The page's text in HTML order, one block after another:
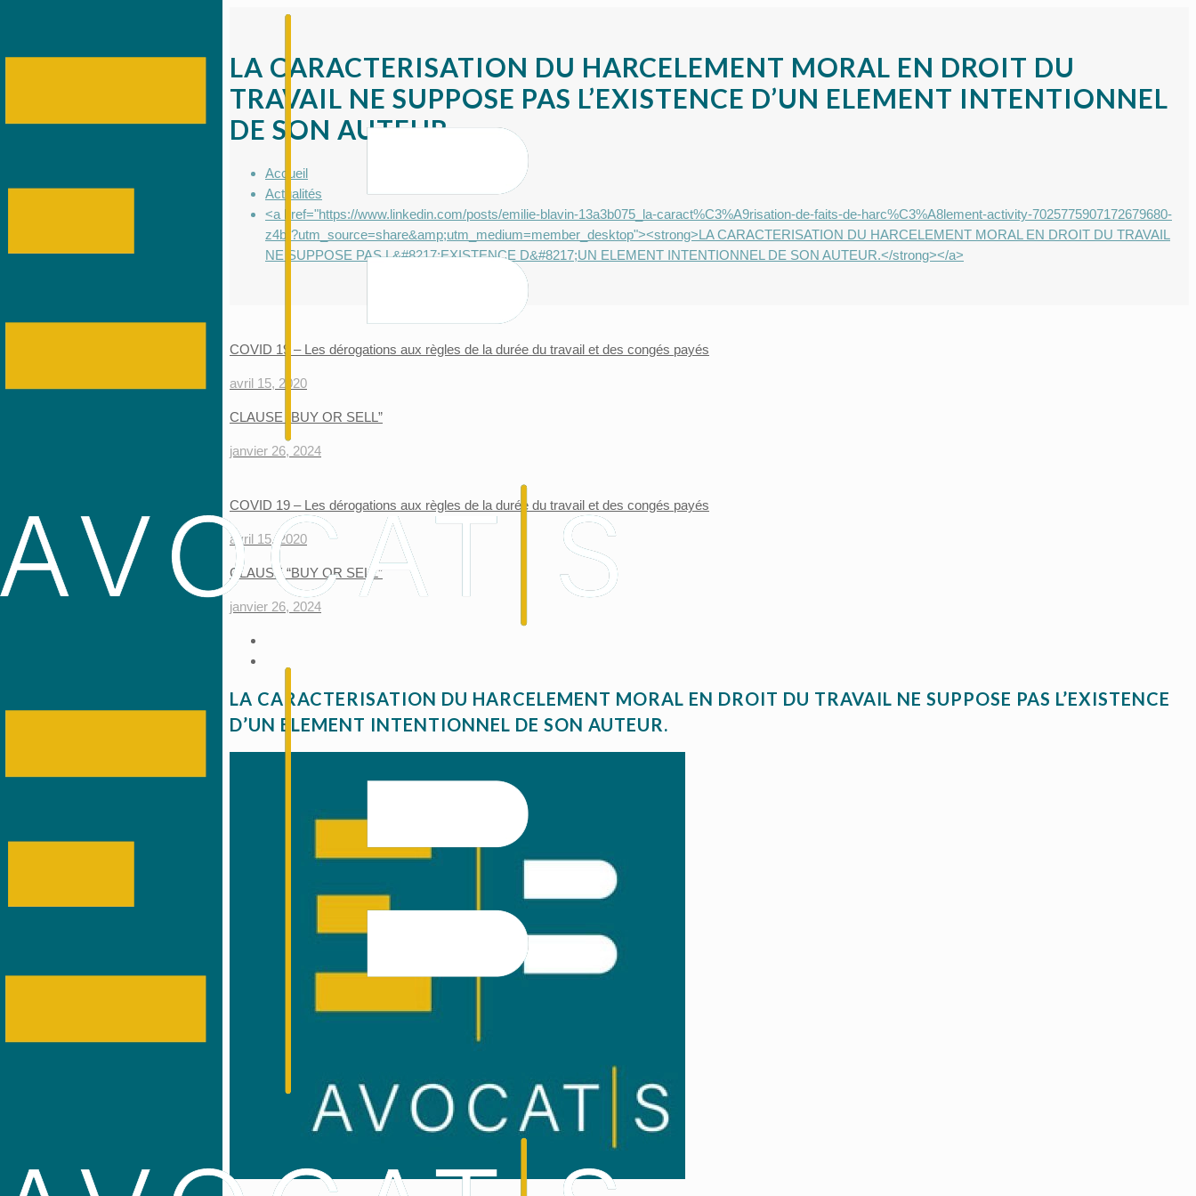
LA CARACTERISATION DU HARCELEMENT MORAL EN DROIT DU
TRAVAIL NE SUPPOSE PAS L’EXISTENCE D’UN ELEMENT INTENTIONNEL
DE SON AUTEUR.
Accueil
Actualités
<a href="https://www.linkedin.com/posts/emilie-blavin-13a3b075_la-caract%C3%A9risation-de-faits-de-harc%C3%A8lement-activity-7025775907172679680-
z4b-?utm_source=share&amp;utm_medium=member_desktop"><strong>LA CARACTERISATION DU HARCELEMENT MORAL EN DROIT DU TRAVAIL
NE SUPPOSE PAS L&#8217;EXISTENCE D&#8217;UN ELEMENT INTENTIONNEL DE SON AUTEUR.</strong></a>
COVID 19 – Les dérogations aux règles de la durée du travail et des congés payés
avril 15, 2020
CLAUSE “BUY OR SELL”
janvier 26, 2024
COVID 19 – Les dérogations aux règles de la durée du travail et des congés payés
avril 15, 2020
CLAUSE “BUY OR SELL”
janvier 26, 2024
LA CARACTERISATION DU HARCELEMENT MORAL EN DROIT DU TRAVAIL NE SUPPOSE PAS L’EXISTENCE
D’UN ELEMENT INTENTIONNEL DE SON AUTEUR.